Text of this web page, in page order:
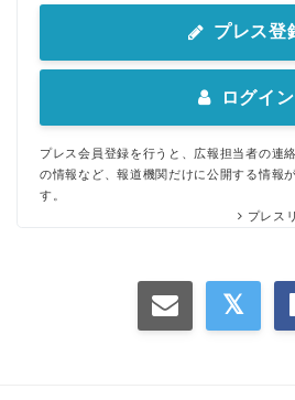
プレス登
ログイン
プレス会員登録を行うと、広報担当者の連
の情報など、報道機関だけに公開する情報
す。
プレス